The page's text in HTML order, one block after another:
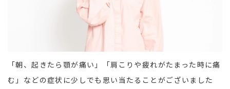
「朝、起きたら顎が痛い」「肩こりや疲れがたまった時に痛
む」などの症状に少しでも思い当たることがございました